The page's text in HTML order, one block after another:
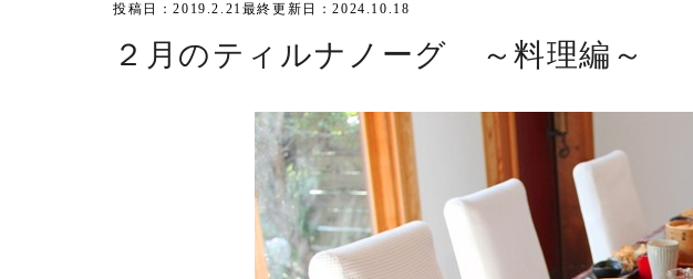
投稿日：2019.2.21最終更新日：2024.10.18
２月のティルナノーグ ～料理編～